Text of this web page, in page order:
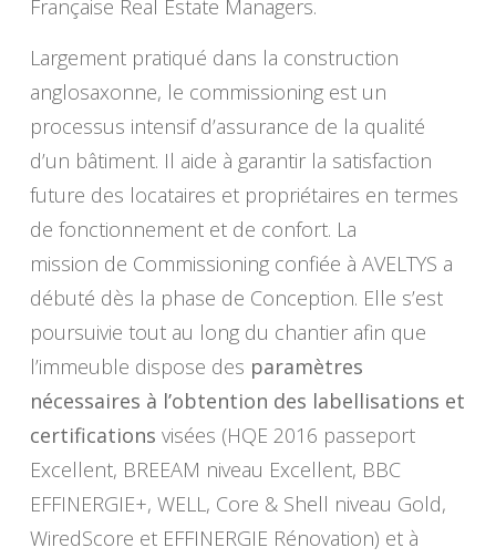
Française Real Estate Managers.
Largement pratiqué dans la construction
anglosaxonne, le commissioning est un
processus intensif d’assurance de la qualité
d’un bâtiment. Il aide à garantir la satisfaction
future des locataires et propriétaires en termes
de fonctionnement et de confort. La
mission de Commissioning confiée à AVELTYS a
débuté dès la phase de Conception. Elle s’est
poursuivie tout au long du chantier afin que
l’immeuble dispose des paramètres
nécessaires à l’obtention des labellisations et
certifications visées (HQE 2016 passeport
Excellent, BREEAM niveau Excellent, BBC
EFFINERGIE+, WELL, Core & Shell niveau Gold,
WiredScore et EFFINERGIE Rénovation) et à